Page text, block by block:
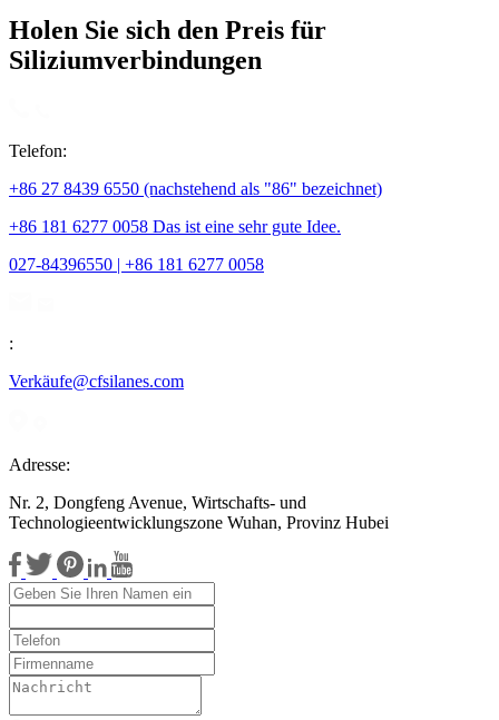
Holen Sie sich den Preis für
Siliziumverbindungen
Telefon:
+86 27 8439 6550 (nachstehend als "86" bezeichnet)
+86 181 6277 0058 Das ist eine sehr gute Idee.
027-84396550 | +86 181 6277 0058
:
Verkäufe@cfsilanes.com
Adresse:
Nr. 2, Dongfeng Avenue, Wirtschafts- und
Technologieentwicklungszone Wuhan, Provinz Hubei